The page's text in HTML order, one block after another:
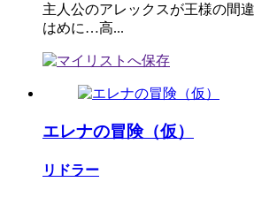
主人公のアレックスが王様の間
はめに…高...
エレナの冒険（仮）
リドラー